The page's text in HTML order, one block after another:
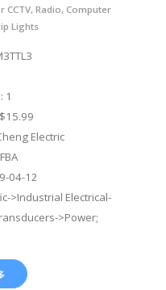
CCTV, Radio, Computer
Lights
1
Electric
04-12
>Industrial Electrical-
>Power;